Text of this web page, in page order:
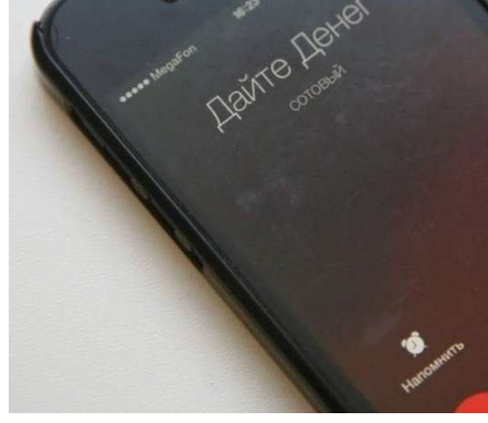
Покушение на убийство в Волгограде: девушка
напала на незнакомую женщину с ножом
12:39
Сладкий праздник в Волгограде: в Центральном
парке прошёл фестиваль „Арбузный переполох“
Волгоградские компании нарастили экспорт:
заключены контракты на 3,6 млн долларов